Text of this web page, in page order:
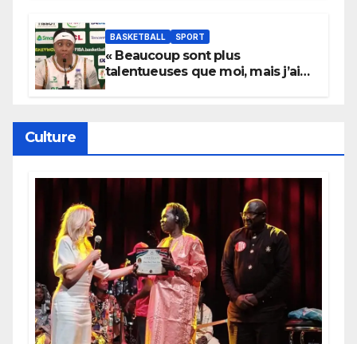
BASKETBALL SPORT
« Beaucoup sont plus
talentueuses que moi, mais j’ai
Culture